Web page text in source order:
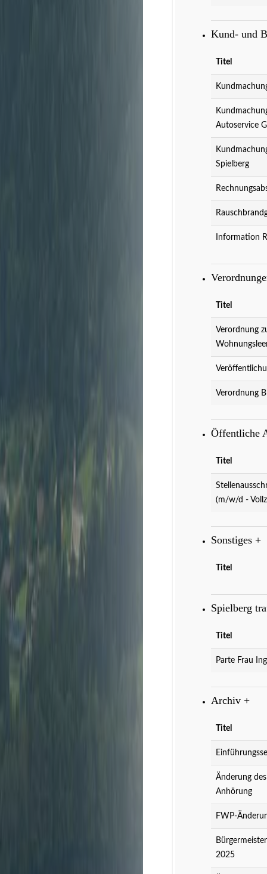
Veranstaltungen
Kund- und
Titel
Autoservice
Spielberg
Information
Titel
Verordnung
Verordnung
Öffentliche
Titel
(m/w/d -
Sonstiges +
Titel
Spielberg
Titel
Parte Frau
Archiv +
Titel
Änderung
Anhörung
FWP-
2025